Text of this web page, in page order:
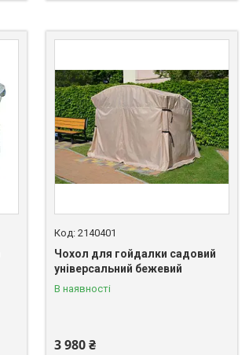
2140401
Чохол для гойдалки садовий
універсальний бежевий
В наявності
3 980 ₴